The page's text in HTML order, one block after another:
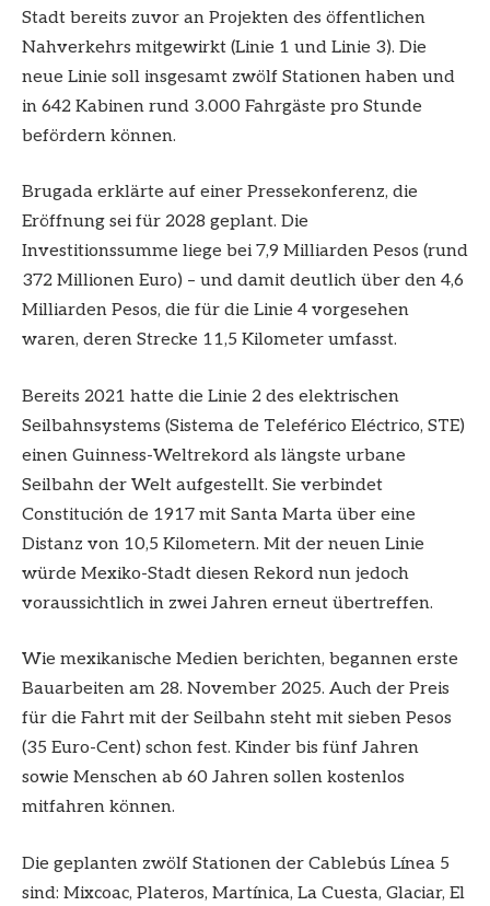
Stadt bereits zuvor an Projekten des öffentlichen
Nahverkehrs mitgewirkt (Linie 1 und Linie 3). Die
neue Linie soll insgesamt zwölf Stationen haben und
in 642 Kabinen rund 3.000 Fahrgäste pro Stunde
befördern können.
Brugada erklärte auf einer Pressekonferenz, die
Eröffnung sei für 2028 geplant. Die
Investitionssumme liege bei 7,9 Milliarden Pesos (rund
372 Millionen Euro) – und damit deutlich über den 4,6
Milliarden Pesos, die für die Linie 4 vorgesehen
waren, deren Strecke 11,5 Kilometer umfasst.
Bereits 2021 hatte die Linie 2 des elektrischen
Seilbahnsystems (Sistema de Teleférico Eléctrico, STE)
einen Guinness-Weltrekord als längste urbane
Seilbahn der Welt aufgestellt. Sie verbindet
Constitución de 1917 mit Santa Marta über eine
Distanz von 10,5 Kilometern. Mit der neuen Linie
würde Mexiko-Stadt diesen Rekord nun jedoch
voraussichtlich in zwei Jahren erneut übertreffen.
Wie mexikanische Medien berichten, begannen erste
Bauarbeiten am 28. November 2025. Auch der Preis
für die Fahrt mit der Seilbahn steht mit sieben Pesos
(35 Euro-Cent) schon fest. Kinder bis fünf Jahren
sowie Menschen ab 60 Jahren sollen kostenlos
mitfahren können.
Die geplanten zwölf Stationen der Cablebús Línea 5
sind: Mixcoac, Plateros, Martínica, La Cuesta, Glaciar, El